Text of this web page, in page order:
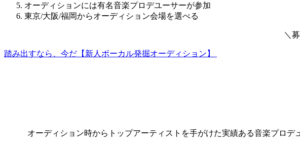
オーディションには有名音楽プロデユーサーが参加
東京/大阪/福岡からオーディション会場を選べる
＼
踏み出すなら、今だ【新人ボーカル発掘オーディション】
オーディション時からトップアーティストを手がけた実績ある音楽プロ